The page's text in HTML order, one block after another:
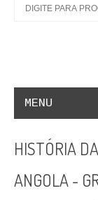
MENU
HISTÓRIA
ANGOLA -